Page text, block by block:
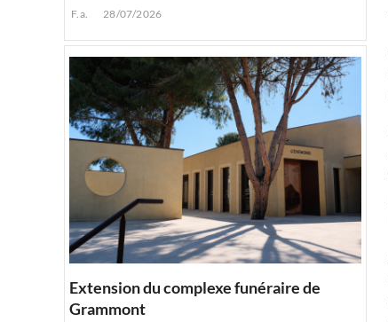
F.a. 28/07/2026
Extension du complexe funéraire de
Grammont